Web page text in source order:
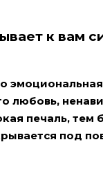
к вам
любовь,
печаль, тем
под